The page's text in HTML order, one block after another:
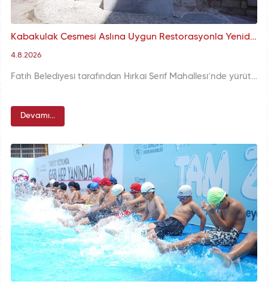
Kabakulak Çeşmesi Aslına Uygun Restorasyonla Yeniden Suyuna Kavuştu
4.8.2026
Fatih Belediyesi tarafından Hırkai Şerif Mahallesi’nde yürütülen restorasyon çalışmaları kapsamında, Muhtesip İskender Camii’nin bahçe kapısı bitişiğinde yer alan tarihî Kabakulak Çeşmesi, özgün mimari özellikleri korunarak yeniden suyla buluşturuldu.
Devamı...